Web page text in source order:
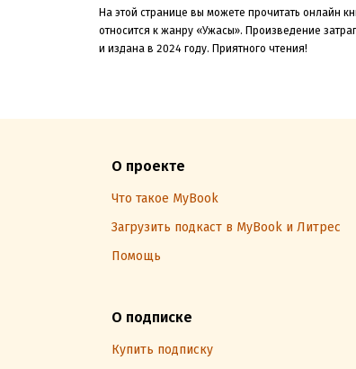
На этой странице вы можете прочитать онлайн
относится к жанру «Ужасы». Произведение
и издана в 2024 году. Приятного чтения!
О проекте
Что такое MyBook
Загрузить подкаст в MyBook и Литрес
Помощь
О подписке
Купить подписку